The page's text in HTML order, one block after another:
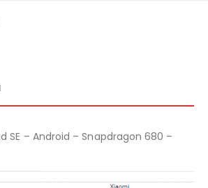
SE – Android – Snapdragon 680 –